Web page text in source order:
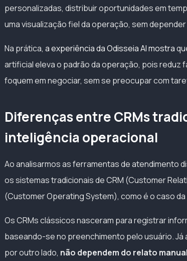
personalizadas, distribuir oportunidades em
uma visualização fiel da operação, sem
Na prática, a experiência da Odisseia AI mostra
artificial eleva o padrão da operação, pois reduz
foquem em negociar, sem se preocupar com
Diferenças entre CRMs
inteligência operacional
Ao analisarmos as ferramentas de atendimento
os sistemas tradicionais de CRM (Customer
(Customer Operating System), como é o caso da
Os CRMs clássicos nasceram para registrar
baseando-se no preenchimento pelo usuário.
por outro lado, não dependem do relato